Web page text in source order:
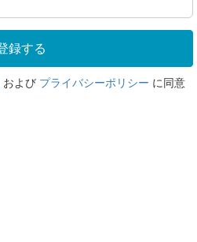
および プライバシーポリシー に同意